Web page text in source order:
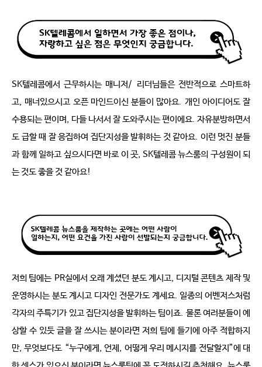
SK텔레콤에서 근무하시는 매니저/ 리더님들은 전반적으로 스마트하
고, 매너있으시고 오픈 마인드이신 분들이 많아요. 개인 아이디어도 잘
수용되는 편이며, 다들 나서서 잘 도와주시는 편이에요. 자유분방하면서
도 급할 때 잘 응집하여 집단지성을 발휘하는 것 같아요. 이런 멋진 분들
과 함께 일하고 싶으시다면 바로 이 곳, SK텔레콤 뉴스룸의 구성원이 되
는 것도 좋을 것 같아요!
저희 팀에는 PR실에서 오래 계셨던 분도 계시고, 디지털 콘텐츠 제작 및
운영하시는 분도 계시고 디자인 전문가도 계세요. 일종의 어벤저스처럼
각자의 주특기가 있고 집단지성을 발휘하는 팀이죠. 물론 여러분들이 예
상할 수 있듯 글을 잘 쓰시는 분이라면 저희 팀에 들기에 아주 적합하지
만, 무엇보다도 “누구에게 , 언제 , 어떻게 우리 메시지를 전달할지”에 대